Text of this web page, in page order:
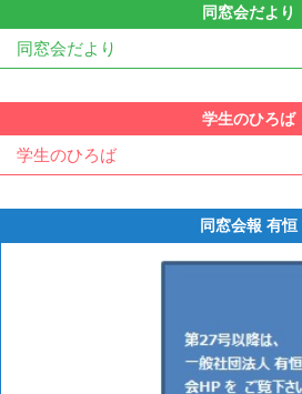
同窓会だより
同窓会だより
学生のひろば
学生のひろば
同窓会報 有恒